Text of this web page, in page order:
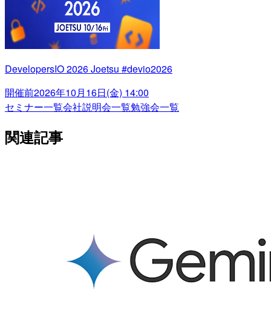
DevelopersIO 2026 Joetsu #devio2026
開催前2026年10月16日(金) 14:00
セミナー一覧会社説明会一覧勉強会一覧
関連記事